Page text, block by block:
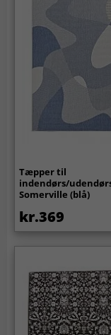
Tæpper til
indendørs/
Somerville (blå)
kr.369